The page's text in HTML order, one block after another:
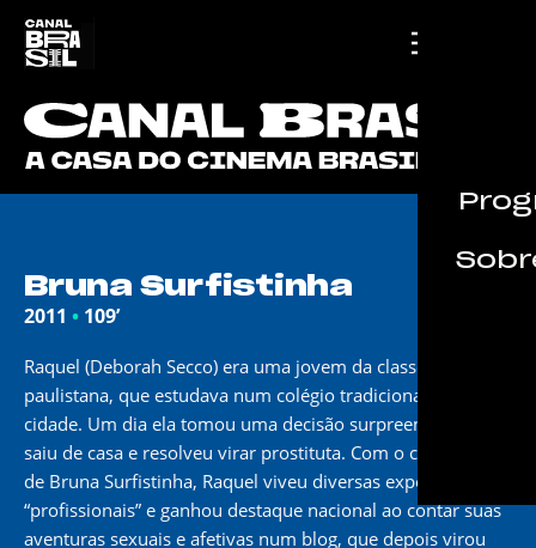
Bruna Surfistinha
2011 • 109’
Raquel (Deborah Secco) era uma jovem da classe média
paulistana, que estudava num colégio tradicional da
cidade. Um dia ela tomou uma decisão surpreendente:
saiu de casa e resolveu virar prostituta. Com o codinome
de Bruna Surfistinha, Raquel viveu diversas experiências
“profissionais” e ganhou destaque nacional ao contar suas
aventuras sexuais e afetivas num blog, que depois virou